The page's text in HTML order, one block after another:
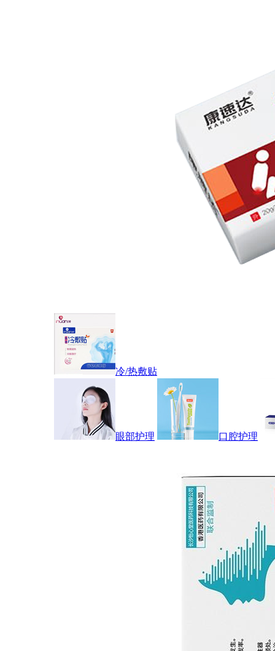
冷/热敷贴
眼部护理 口腔护理